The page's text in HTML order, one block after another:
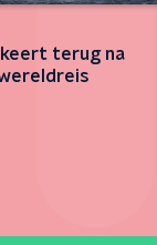
keert terug na